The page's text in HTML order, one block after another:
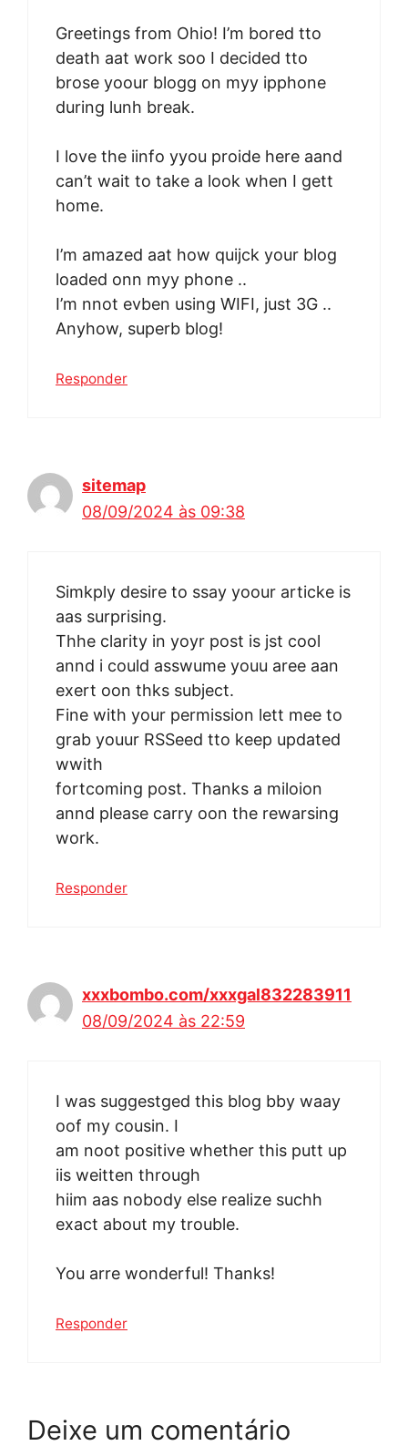
Greetings from Ohio! I’m bored tto
death aat work soo I decided tto
brose yoour blogg on myy ipphone
during lunh break.
I love the iinfo yyou proide here aand
can’t wait to take a look when I gett
home.
I’m amazed aat how quijck your blog
loaded onn myy phone ..
I’m nnot evben using WIFI, just 3G ..
Anyhow, superb blog!
Responder
sitemap
08/09/2024 às 09:38
Simkply desire to ssay yoour articke is
aas surprising.
Thhe clarity in yoyr post is jst cool
annd i could asswume youu aree aan
exert oon thks subject.
Fine with your permission lett mee to
grab youur RSSeed tto keep updated
wwith
fortcoming post. Thanks a miloion
annd please carry oon the rewarsing
work.
Responder
xxxbombo.com/xxxgal832283911
08/09/2024 às 22:59
I was suggestged this blog bby waay
oof my cousin. I
am noot positive whether this putt up
iis weitten through
hiim aas nobody else realize suchh
exact about my trouble.
You arre wonderful! Thanks!
Responder
Deixe um comentário